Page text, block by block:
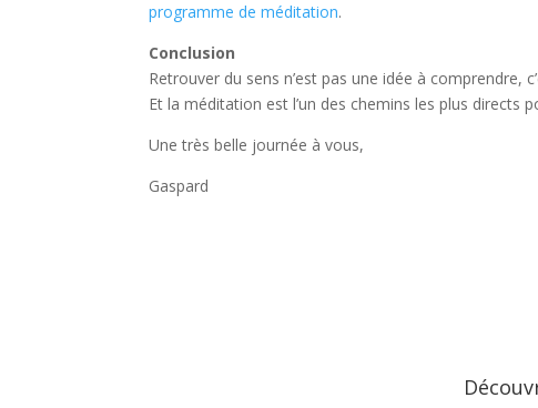
programme de méditation.
Conclusion
Retrouver du sens n’est pas une idée à comprendre,
Et la méditation est l’un des chemins les plus directs
Une très belle journée à vous,
Gaspard